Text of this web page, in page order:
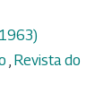
Revista do